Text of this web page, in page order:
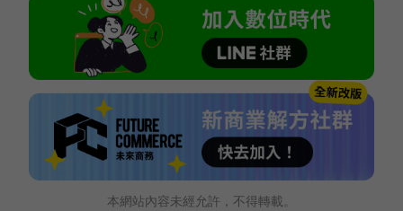
本網站內容未經允許，不得轉載。